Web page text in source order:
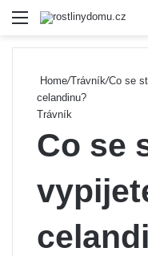
Menu
Home/Trávník/Co se
celandinu?
Trávník
Co se